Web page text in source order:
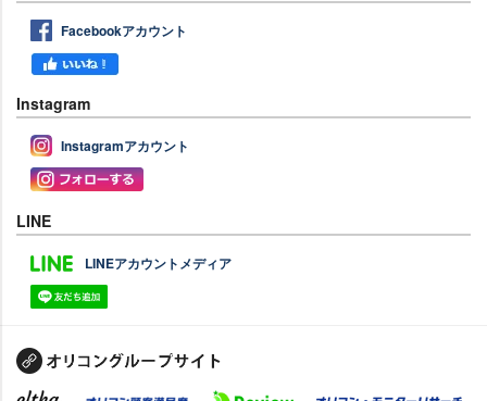
Facebookアカウント
Instagram
Instagramアカウント
LINE
LINEアカウントメディア